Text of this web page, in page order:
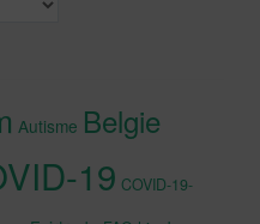
Autisme Belgie
19 COVID-19-